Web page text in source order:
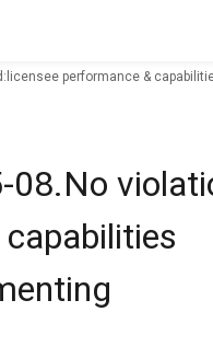
performance &